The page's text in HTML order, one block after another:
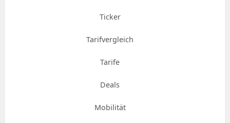
Ticker
Tarifvergleich
Tarife
Deals
Mobilität